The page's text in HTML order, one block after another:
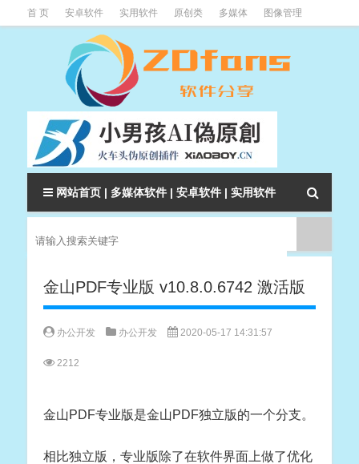
首 页 安卓软件 实用软件 原创类 多媒体 图像管理
下载类
网站首页 | 多媒体软件 | 安卓软件 | 实用软件
金山PDF专业版 v10.8.0.6742 激活版
办公开发 办公开发 2020-05-17 14:31:57
2212
金山PDF专业版是金山PDF独立版的一个分支。
相比独立版，专业版除了在软件界面上做了优化